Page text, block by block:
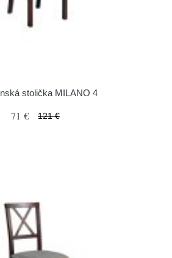
stolička MILANO 4
71 € 121 €